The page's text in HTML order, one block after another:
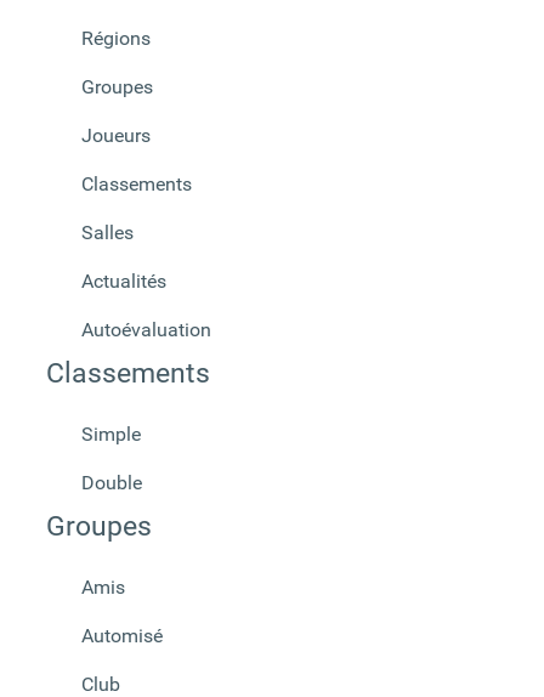
Régions
Groupes
Joueurs
Classements
Salles
Actualités
Autoévaluation
Classements
Simple
Double
Groupes
Amis
Automisé
Club